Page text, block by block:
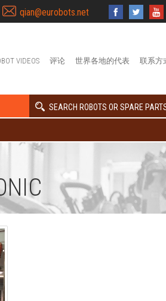
qian@eurobots.net
VIDEOS 评论 世界各地的代表 联系方
SEARCH ROBOTS OR SPARE